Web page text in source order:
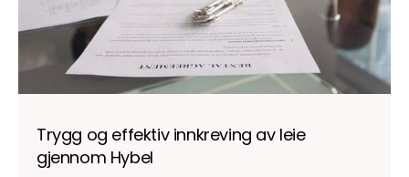
Trygg og effektiv innkreving av leie
gjennom Hybel